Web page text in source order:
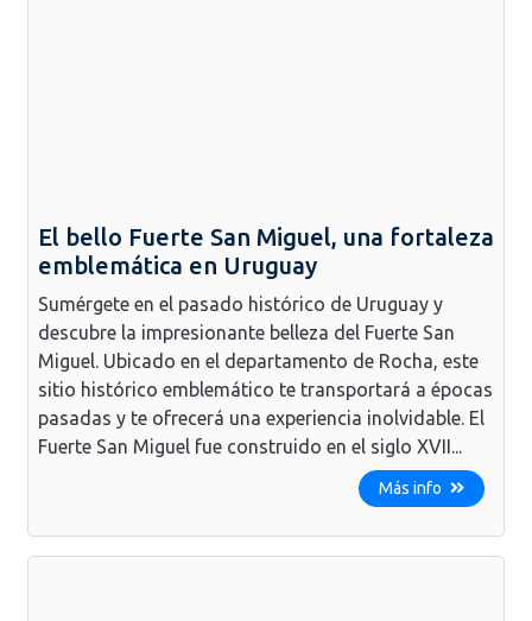
El bello Fuerte San Miguel, una fortaleza
emblemática en Uruguay
Sumérgete en el pasado histórico de Uruguay y
descubre la impresionante belleza del Fuerte San
Miguel. Ubicado en el departamento de Rocha, este
sitio histórico emblemático te transportará a épocas
pasadas y te ofrecerá una experiencia inolvidable. El
Fuerte San Miguel fue construido en el siglo XVII...
Más info